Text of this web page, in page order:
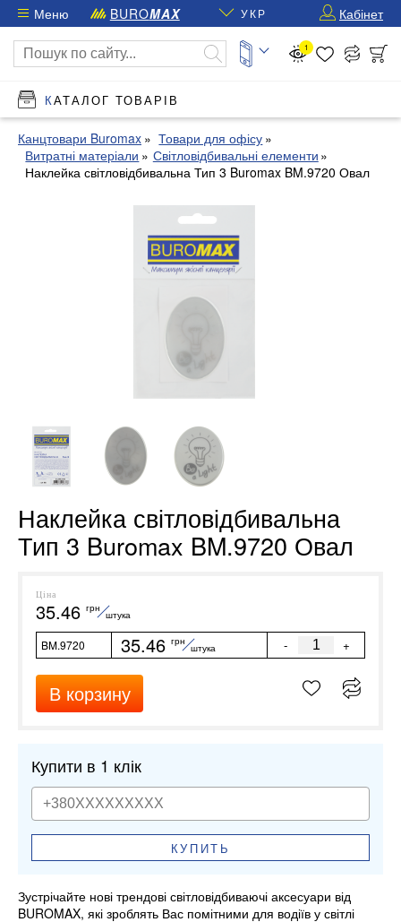
Меню BUROMAX УКР Кабінет
1
КАТАЛОГ ТОВАРІВ
Канцтовари Buromax
Товари для офісу
Витратні матеріали
Світловідбивальні елементи
Наклейка світловідбивальна Тип 3 Buromax BM.9720 Овал
Наклейка світловідбивальна
Тип 3 Buromax BM.9720 Овал
Ціна
35.46 грн
штука
BM.9720 35.46 грн
штука - +
В корзину
Купити в 1 клік
КУПИТЬ
Зустрічайте нові трендові світловідбиваючі аксесуари від
BUROMAX, які зроблять Вас помітними для водіїв у світлі